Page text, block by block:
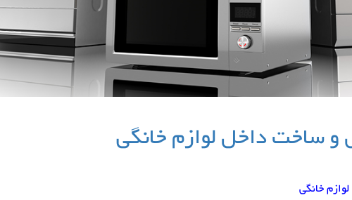
ساخت داخل لوازم خانگی
خانگی